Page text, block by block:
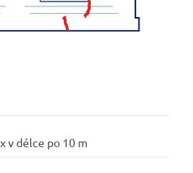
v délce po 10 m